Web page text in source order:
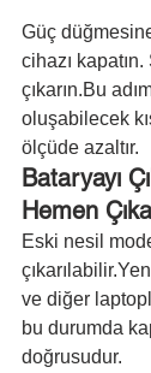
Güç
cihazı
çıkarın.Bu
oluşabilecek
ölçüde azaltır.
Bataryayı
Hemen
Eski nesil
ve diğer
bu durumda
doğrusudur.